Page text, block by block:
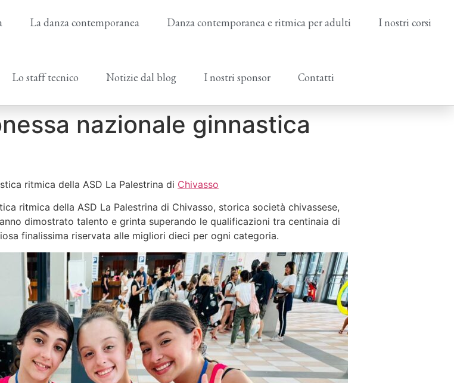
La danza contemporanea Danza contemporanea e ritmica per adulti I nostri corsi
Lo staff tecnico Notizie dal blog I nostri sponsor Contatti
nazionale ginnastica
ritmica della ASD La Palestrina di Chivasso
ritmica della ASD La Palestrina di Chivasso, storica società chivassese,
dimostrato talento e grinta superando le qualificazioni tra centinaia di
finalissima riservata alle migliori dieci per ogni categoria.